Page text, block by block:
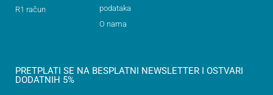
R1 račun
podataka
O nama
PRETPLATI SE NA BESPLATNI NEWSLETTER I OSTVARI
DODATNIH 5%